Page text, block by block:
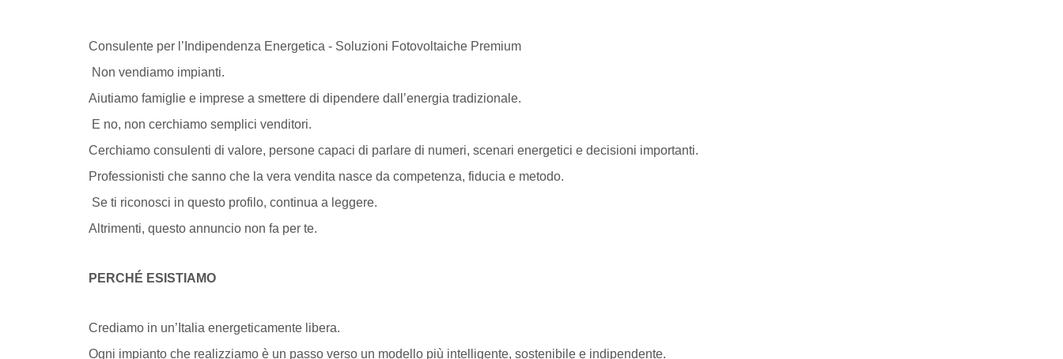
Consulente per l’Indipendenza Energetica - Soluzioni Fotovoltaiche Premium
Non vendiamo impianti.
Aiutiamo famiglie e imprese a smettere di dipendere dall’energia tradizionale.
E no, non cerchiamo semplici venditori.
Cerchiamo consulenti di valore, persone capaci di parlare di numeri, scenari energetici e decisioni importanti.
Professionisti che sanno che la vera vendita nasce da competenza, fiducia e metodo.
Se ti riconosci in questo profilo, continua a leggere.
Altrimenti, questo annuncio non fa per te.
PERCHÉ ESISTIAMO
Crediamo in un’Italia energeticamente libera.
Ogni impianto che realizziamo è un passo verso un modello più intelligente, sostenibile e indipendente.